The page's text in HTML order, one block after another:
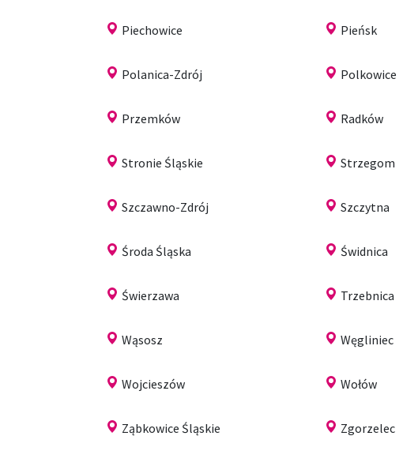
Piechowice Pieńsk
Polanica-Zdrój Polkowice
Przemków Radków
Stronie Śląskie Strzegom
Szczawno-Zdrój Szczytna
Środa Śląska Świdnica
Świerzawa Trzebnica
Wąsosz Węgliniec
Wojcieszów Wołów
Ząbkowice Śląskie Zgorzelec